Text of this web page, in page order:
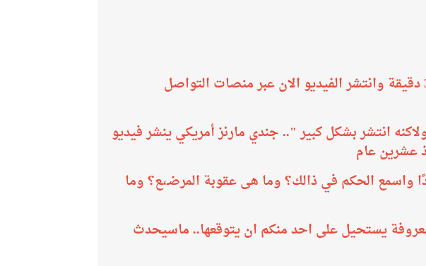
تم القبض على ثلاث فتيات استدرجوا لاجئ سوري وسجلوا فيديو معه لمدة 35 دقيقة وانتشر الفيديو الان عبر منصات التواصل
انتشر بشكل كبير ".. جندي مارنز أمريكي ينشر فيديو
عشرين عام
واسمع الحكم في ذالك؟ وما هى عقوبة المرضـ،ـع؟ وما
يستحيل على احد منكم ان يتوقعها.. ماسيحدث